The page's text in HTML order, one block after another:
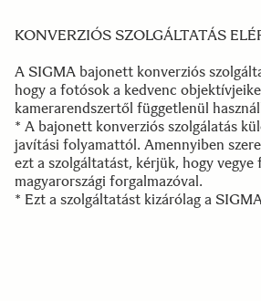
KONVERZIÓS SZOLGÁLTATÁS
A SIGMA bajonett konverziós
hogy a fotósok a kedvenc
kamerarendszertől függetlenül
* A bajonett konverziós szolgálatás
javítási folyamattól. Amennyiben
ezt a szolgáltatást, kérjük, hogy vegye
magyarországi forgalmazóval.
* Ezt a szolgáltatást kizárólag a